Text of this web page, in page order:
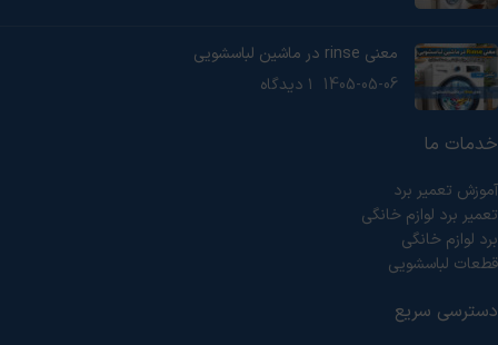
معنی rinse در ماشین لباسشویی
1405-05-06 ۱ دیدگاه
خدمات ما
آموزش تعمیر برد
تعمیر برد لوازم خانگی
برد لوازم خانگی
قطعات لباسشویی
دسترسی سریع